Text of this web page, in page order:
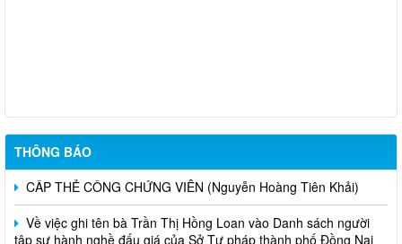
THÔNG BÁO
CẤP LẠI THẺ CÔNG CHỨNG VIÊN (Dương Anh Dũng)
CẤP THẺ CÔNG CHỨNG VIÊN (Nguyễn Hoàng Tiên Khải)
Về việc ghi tên bà Trần Thị Hồng Loan vào Danh sách người
tập sự hành nghề đấu giá của Sở Tư pháp thành phố Đồng Nai